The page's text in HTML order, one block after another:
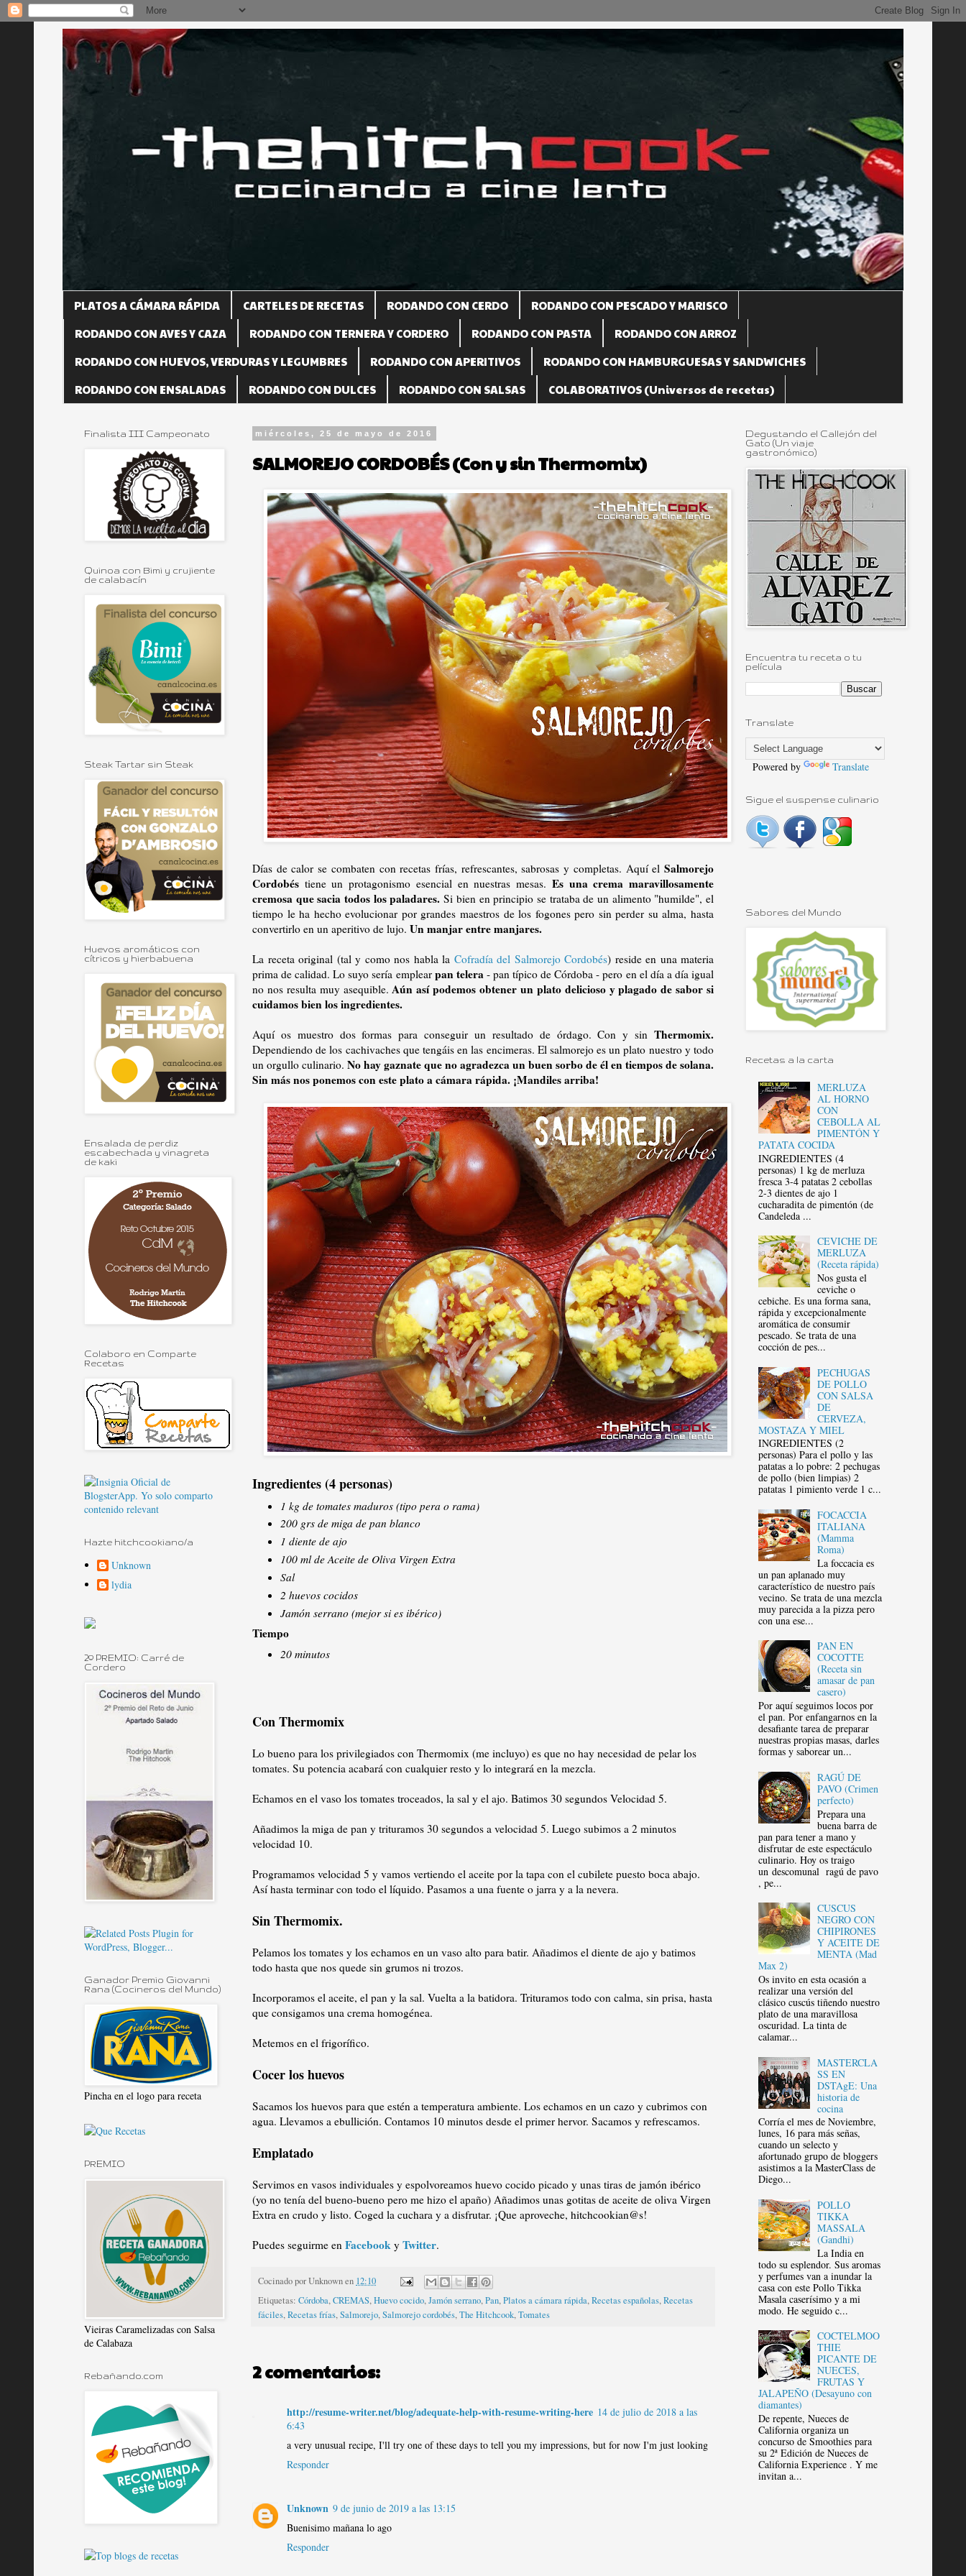
PLATOS A CÁMARA RÁPIDA CARTELES DE RECETAS RODANDO CON CERDO
RODANDO CON PESCADO Y MARISCO
RODANDO CON AVES Y CAZA
RODANDO CON TERNERA Y CORDERO RODANDO CON PASTA
RODANDO CON ARROZ
RODANDO CON HUEVOS, VERDURAS Y LEGUMBRES
RODANDO CON APERITIVOS
RODANDO CON HAMBURGUESAS Y SANDWICHES
RODANDO CON ENSALADAS
RODANDO CON DULCES RODANDO CON SALSAS COLABORATIVOS (Universos de recetas)
miércoles, 25 de mayo de 2016
SALMOREJO CORDOBÉS (Con y sin Thermomix)
Días de calor se combaten con recetas frías, refrescantes, sabrosas y completas. Aquí el Salmorejo
Cordobés tiene un protagonismo esencial en nuestras mesas. Es una crema maravillosamente
cremosa que sacia todos los paladares.Si bien en principio se trataba de un alimento "humilde", el
tiempo le ha hecho evolucionar por grandes maestros de los fogones pero sin perder su alma, hasta
convertirlo en un aperitivo de lujo. Un manjar entre manjares.
La receta original (tal y como nos habla la Cofradía del Salmorejo Cordobés) reside en una materia
prima de calidad. Lo suyo sería emplear pan telera - pan típico de Córdoba - pero en el día a día igual
no nos resulta muy asequible. Aún así podemos obtener un plato delicioso y plagado de sabor si
cuidamos bien los ingredientes.
Aquí os muestro dos formas para conseguir un resultado de órdago. Con y sin Thermomix.
Dependiendo de los cachivaches que tengáis en las encimeras. El salmorejo es un plato nuestro y todo
un orgullo culinario. No hay gaznate que no agradezca un buen sorbo de él en tiempos de solana.
Sin más nos ponemos con este plato a cámara rápida. ¡Mandiles arriba!
Ingredientes (4 personas)
1 kg de tomates maduros (tipo pera o rama)
200 grs de miga de pan blanco
1 diente de ajo
100 ml de Aceite de Oliva Virgen Extra
Sal
2 huevos cocidos
Jamón serrano (mejor si es ibérico)
Tiempo
20 minutos
Con Thermomix
Lo bueno para los privilegiados con Thermomix (me incluyo) es que no hay necesidad de pelar los
tomates. Su potencia acabará con cualquier resto y lo integrará en la mezcla.
Echamos en el vaso los tomates troceados, la sal y el ajo. Batimos 30 segundos Velocidad 5.
Añadimos la miga de pan y trituramos 30 segundos a velocidad 5. Luego subimos a 2 minutos
velocidad 10.
Programamos velocidad 5 y vamos vertiendo el aceite por la tapa con el cubilete puesto boca abajo.
Así hasta terminar con todo el líquido. Pasamos a una fuente o jarra y a la nevera.
Sin Thermomix.
Pelamos los tomates y los echamos en un vaso alto para batir. Añadimos el diente de ajo y batimos
todo hasta que nos quede sin grumos ni trozos.
Incorporamos el aceite, el pan y la sal. Vuelta a la batidora. Trituramos todo con calma, sin prisa, hasta
que consigamos una crema homogénea.
Metemos en el frigorífico.
Cocer los huevos
Sacamos los huevos para que estén a temperatura ambiente. Los echamos en un cazo y cubrimos con
agua. Llevamos a ebullición. Contamos 10 minutos desde el primer hervor. Sacamos y refrescamos.
Emplatado
Servimos en vasos individuales y espolvoreamos huevo cocido picado y unas tiras de jamón ibérico
(yo no tenía del bueno-bueno pero me hizo el apaño) Añadimos unas gotitas de aceite de oliva Virgen
Extra en crudo y listo. Coged la cuchara y a disfrutar. ¡Que aproveche, hitchcookian@s!
Puedes seguirme en Facebook y Twitter.
Cocinado porUnknownen 12:10
Etiquetas: Córdoba,CREMAS,Huevo cocido,Jamón serrano,Pan,Platos a cámara rápida,Recetas españolas,Recetas
fáciles,Recetas frías,Salmorejo,Salmorejo cordobés,The Hitchcook,Tomates
2 comentarios:
http://resume-writer.net/blog/adequate-help-with-resume-writing-here 14 de julio de 2018 a las
6:43
a very unusual recipe, I'll try one of these days to tell you my impressions, but for now I'm just looking
Responder
Unknown 9 de junio de 2019 a las 13:15
Buenisimo mañana lo ago
Responder
Finalista III Campeonato
Quinoa con Bimi y crujiente
de calabacín
Steak Tartar sin Steak
Huevos aromáticos con
cítricos y hierbabuena
Ensalada de perdiz
escabechada y vinagreta
de kaki
Colaboro en Comparte
Recetas
Hazte hitchcookiano/a
Unknown
lydia
2º PREMIO: Carré de
Cordero
Ganador Premio Giovanni
Rana (Cocineros del Mundo)
Pincha en el logo para receta
PREMIO
Vieiras Caramelizadas con Salsa
de Calabaza
Rebañando.com
Degustando el Callejón del
Gato (Un viaje
gastronómico)
Encuentra tu receta o tu
película
Translate
Powered by Translate
Sigue el suspense culinario
Sabores del Mundo
Recetas a la carta
MERLUZA
AL HORNO
CON
CEBOLLA AL
PIMENTÓN Y
PATATA COCIDA
INGREDIENTES (4
personas) 1 kg de merluza
fresca 3-4 patatas 2 cebollas
2-3 dientes de ajo 1
cucharadita de pimentón (de
Candeleda ...
CEVICHE DE
MERLUZA
(Receta rápida)
Nos gusta el
ceviche o
cebiche. Es una forma sana,
rápida y excepcionalmente
aromática de consumir
pescado. Se trata de una
cocción de pes...
PECHUGAS
DE POLLO
CON SALSA
DE
CERVEZA,
MOSTAZA Y MIEL
INGREDIENTES (2
personas) Para el pollo y las
patatas a lo pobre: 2 pechugas
de pollo (bien limpias) 2
patatas 1 pimiento verde 1 c...
FOCACCIA
ITALIANA
(Mamma
Roma)
La foccacia es
un pan aplanado muy
característico de nuestro país
vecino. Se trata de una mezcla
muy parecida a la pizza pero
con una ese...
PAN EN
COCOTTE
(Receta sin
amasar de pan
casero)
Por aquí seguimos locos por
el pan. Por enfangarnos en la
desafiante tarea de preparar
nuestras propias masas, darles
formas y saborear un...
RAGÚ DE
PAVO (Crimen
perfecto)
Prepara una
buena barra de
pan para tener a mano y
disfrutar de este espectáculo
culinario. Hoy os traigo
un descomunal ragú de pavo
, pe...
CUSCUS
NEGRO CON
CHIPIRONES
Y ACEITE DE
MENTA (Mad
Max 2)
Os invito en esta ocasión a
realizar una versión del
clásico cuscús tiñendo nuestro
plato de una maravillosa
oscuridad. La tinta de
calamar...
MASTERCLA
SS EN
DSTAgE: Una
historia de
cocina
Corría el mes de Noviembre,
lunes, 16 para más señas,
cuando un selecto y
afortunado grupo de bloggers
asistimos a la MasterClass de
Diego...
POLLO
TIKKA
MASSALA
(Gandhi)
La India en
todo su esplendor. Sus aromas
y perfumes van a inundar la
casa con este Pollo Tikka
Masala caserísimo y a mi
modo. He seguido c...
COCTELMOO
THIE
PICANTE DE
NUECES,
FRUTAS Y
JALAPEÑO (Desayuno con
diamantes)
De repente, Nueces de
California organiza un
concurso de Smoothies para
su 2ª Edición de Nueces de
California Experience . Y me
invitan a...